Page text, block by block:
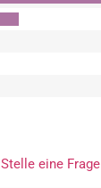
Stelle eine Frage